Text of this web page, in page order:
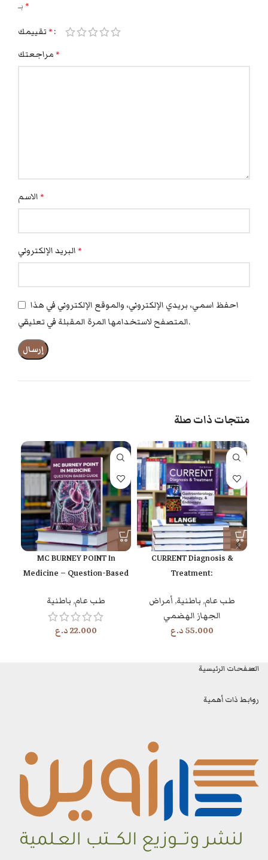
*
*
*
*
*
احفظ اسمي، بريدي الإلكتروني، والموقع الإلكتروني في هذا
المتصفح لاستخدامها المرة المقبلة في تعليقي.
منتجات ذات صلة
CURRENT Diagnosis &
Treatment:
Hepatology, & Endoscopy
3RD ED
طب عام, باطنية, أمراض
الجهاز الهضمي
55.000د.ع
MC BURNEY POINT In
Medicine – Question-Based
طب عام, باطنية
22.000د.ع
الصفحات الرئيسية
روابط ذات أهمية